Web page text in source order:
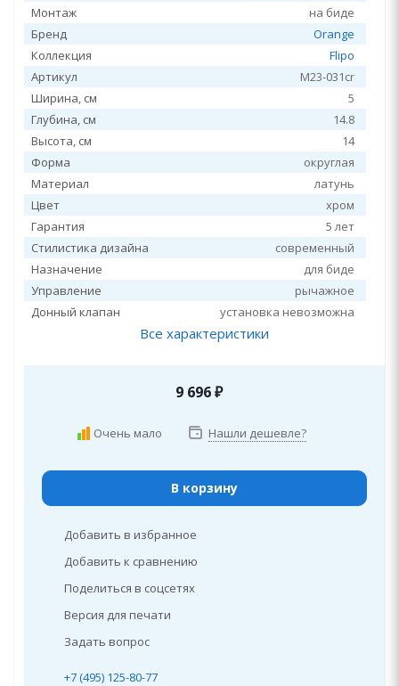
Монтаж
на биде
Бренд
Orange
Коллекция
Flipo
Артикул
M23-031cr
Ширина, см
5
Глубина, см
14.8
Высота, см
14
Форма
округлая
Материал
латунь
Цвет
хром
Гарантия
5 лет
Стилистика дизайна
современный
Назначение
для биде
Управление
рычажное
Донный клапан
установка невозможна
Все характеристики
9 696₽
Очень мало Нашли дешевле?
В корзину
Добавить в избранное
Добавить к сравнению
Поделиться в соцсетях
Версия для печати
Задать вопрос
+7 (495) 125-80-77